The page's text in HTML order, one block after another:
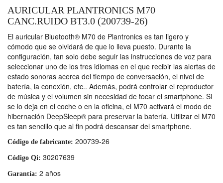
AURICULAR PLANTRONICS M70
CANC.RUIDO BT3.0 (200739-26)
El auricular Bluetooth® M70 de Plantronics es tan ligero y
cómodo que se olvidará de que lo lleva puesto. Durante la
configuración, tan solo debe seguir las instrucciones de voz para
seleccionar uno de los tres idiomas en el que recibir las alertas de
estado sonoras acerca del tiempo de conversación, el nivel de
batería, la conexión, etc.. Además, podrá controlar el reproductor
de música y el volumen sin necesidad de tocar el smartphone. Si
se lo deja en el coche o en la oficina, el M70 activará el modo de
hibernación DeepSleep® para preservar la batería. Utilizar el M70
es tan sencillo que al fin podrá descansar del smartphone.
Código de fabricante: 200739-26
Código Qi: 30207639
Garantía: 2 años